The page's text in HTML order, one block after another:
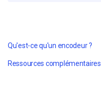
Qu'est-ce qu'un encodeur ?
Ressources complémentaires